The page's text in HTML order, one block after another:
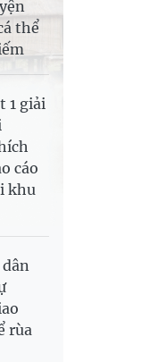
thể
1 giải
cáo
khu
rùa